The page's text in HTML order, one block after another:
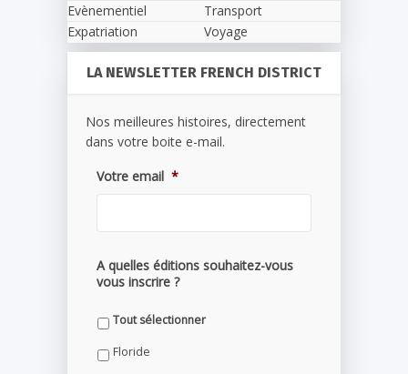
Evènementiel
Expatriation
Transport
Voyage
LA NEWSLETTER FRENCH DISTRICT
Nos meilleures histoires, directement
dans votre boite e-mail.
Votre email *
A quelles éditions souhaitez-vous
vous inscrire ?
Tout sélectionner
Floride